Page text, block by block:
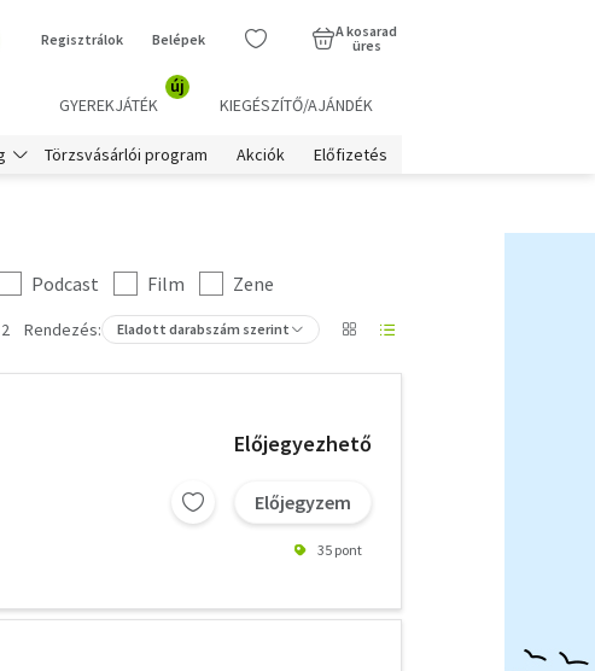
Regisztrálok Belépek
A kosarad
üres
GYEREKJÁTÉK
új
KIEGÉSZÍTŐ/AJÁNDÉK
Törzsvásárlói program Akciók Előfizetés
Podcast Film
Zene
Rendezés: Eladott darabszám szerint
Előjegyezhető
Előjegyzem
35 pont